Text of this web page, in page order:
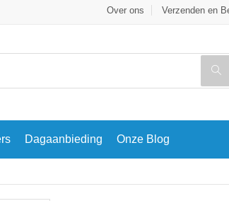
Over ons Verzenden en
Dagaanbieding Onze Blog